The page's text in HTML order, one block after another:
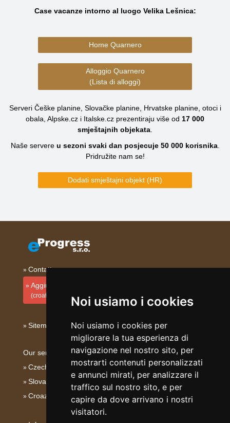
Noi usiamo i cookies
Noi usiamo i cookies per
migliorare la tua esperienza di
navigazione nel nostro sito, per
mostrarti contenuti personalizzati
e annunci mirati, per analizzare il
traffico sul nostro sito, e per
capire da dove arrivano i nostri
visitatori.
Case vacanze intorno al luogo Velika Lešnica:
Home Quarnero
Alloggio Quarnero
(Lista di alloggi)
Serveri Češke planine, Slovačke planine, Hrvatske planine, otoci i
obala, Alpske.cz i Italske.cz prezentiraju više od 17 000
smještajnih objekata
Naše servere u sezoni svaki dan posjecuje 50 000korisnika.
Pridružite nam se!
Dodati smještajni objekt (HR)
Contatto
Aggiungi la tua sistemazione
(croato)
Sitemap
Our servers:
Czech mountains
Slovakian mountains
Croazia - Adriatico